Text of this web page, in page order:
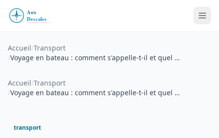
Accueil/Transport
/Voyage en bateau : comment s'appelle-t-il et quel …
Accueil/Transport
/Voyage en bateau : comment s'appelle-t-il et quel …
transport